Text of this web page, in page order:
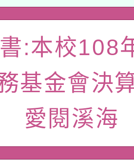
素養講師名單
內容與教學軟體
委員會函釋公
陸應申請許可
部水利署委託
研究院辦理「
單位及節水達
8月22日(星期六
孔廟祈福系列
桃園地景藝術
:本校108
基金會決
愛閱溪海